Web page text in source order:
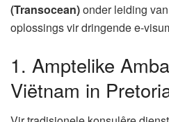
(Transocean)onder leiding van
oplossings vir dringende e-
1. Amptelike
Viëtnam in